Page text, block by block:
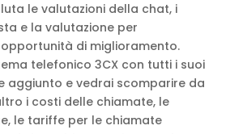
le valutazioni della chat, i
e la valutazione per
di miglioramento.
telefonico 3CX con tutti i suoi
aggiunto e vedrai scomparire da
i costi delle chiamate, le
le tariffe per le chiamate